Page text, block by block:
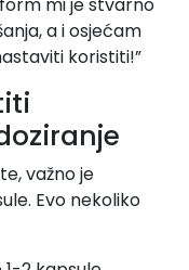
mi je stvarno
a i osjećam
koristiti!”
važno je
Evo nekoliko